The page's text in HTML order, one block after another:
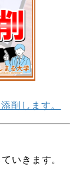
削します。
いきます。